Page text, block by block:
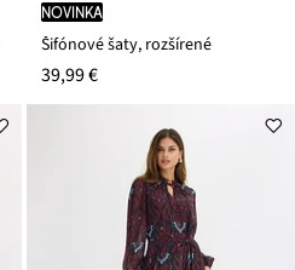
novinka
Šifónové šaty, rozšírené
39,99 €